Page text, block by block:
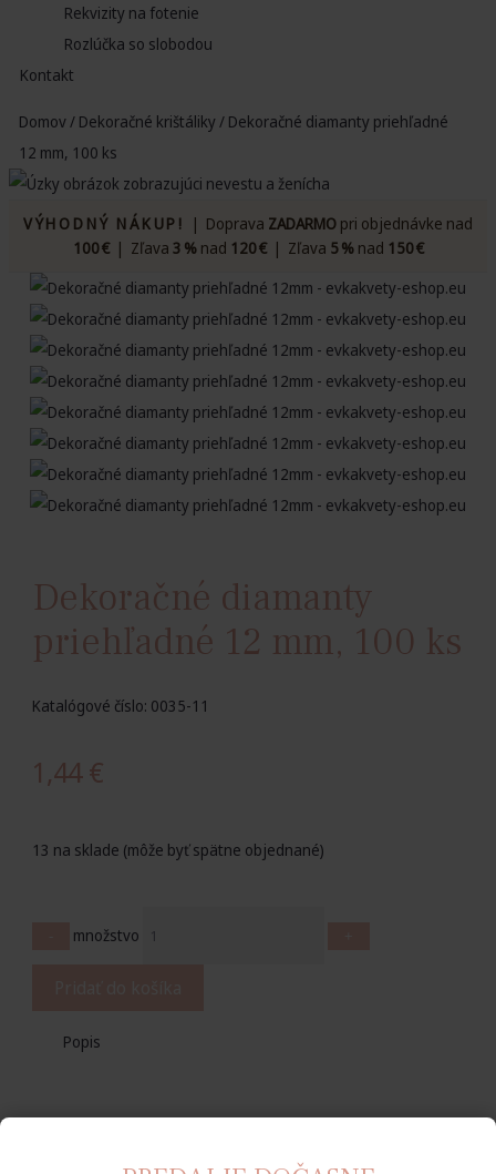
Rekvizity na fotenie
Rozlúčka so slobodou
Kontakt
Domov/ Dekoračné krištáliky / Dekoračné diamanty priehľadné
12 mm, 100 ks
VÝHODNÝ NÁKUP! | Doprava ZADARMO pri objednávke nad
100 €| Zľava 3 %nad 120 €| Zľava 5 %nad 150 €
Dekoračné diamanty
priehľadné 12 mm, 100 ks
Katalógové číslo: 0035-11
1,44€
13 na sklade (môže byť spätne objednané)
množstvo
Popis